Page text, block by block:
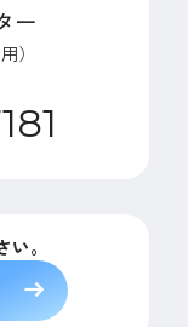
ー
）
。